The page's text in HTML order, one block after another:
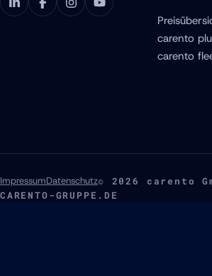
carento
carento
ImpressumDatenschutz© 2026 carento
CARENTO-GRUPPE.DE